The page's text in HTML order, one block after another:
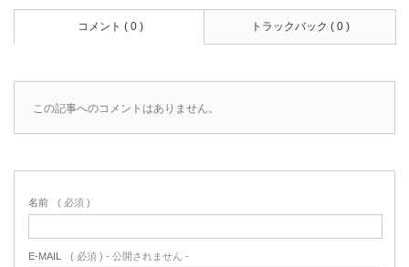
コメント ( 0 ) トラックバック ( 0 )
この記事へのコメントはありません。
名前 ( 必須 )
E-MAIL ( 必須 ) - 公開されません -